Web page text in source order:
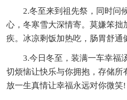
2.冬至来到祖先祭，同时问
心，冬寒雪大深情寄。莫嫌笨拙
疾。冰凉剩饭加热吃，肠胃舒通
3.今日冬至，装满一车幸福
切烦恼让快乐与你拥抱，存储所
放一生真情让幸福永远对你微笑!